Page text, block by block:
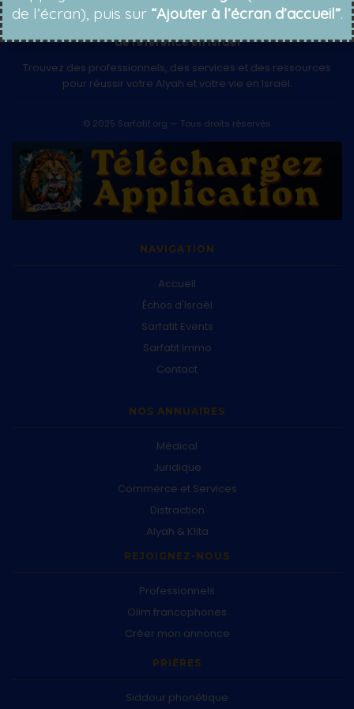
L'annuaire francophone
de référence en Israël
Trouvez des professionnels, des services et des ressources
pour réussir votre Alyah et votre vie en Israël.
© 2025 Sarfatit.org — Tous droits réservés
NAVIGATION
Accueil
Échos d'Israël
Sarfatit Events
Sarfatit Immo
Contact
NOS ANNUAIRES
Médical
Juridique
Commerce et Services
Distraction
Alyah & Klita
REJOIGNEZ-NOUS
Professionnels
Olim francophones
Créer mon annonce
PRIÈRES
Siddour phonétique
de l’écran), puis sur “Ajouter à l’écran d’accueil”.